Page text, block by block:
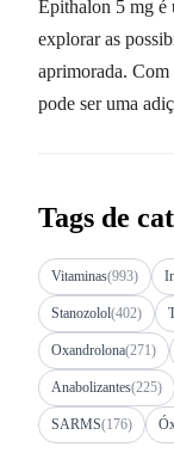
Epithalon 5 mg é
explorar as
aprimorada.
pode ser uma
Tags de
Vitaminas(993)
Stanozolol(402)
Oxandrolona(271)
Anabolizantes(225)
SARMS(176)